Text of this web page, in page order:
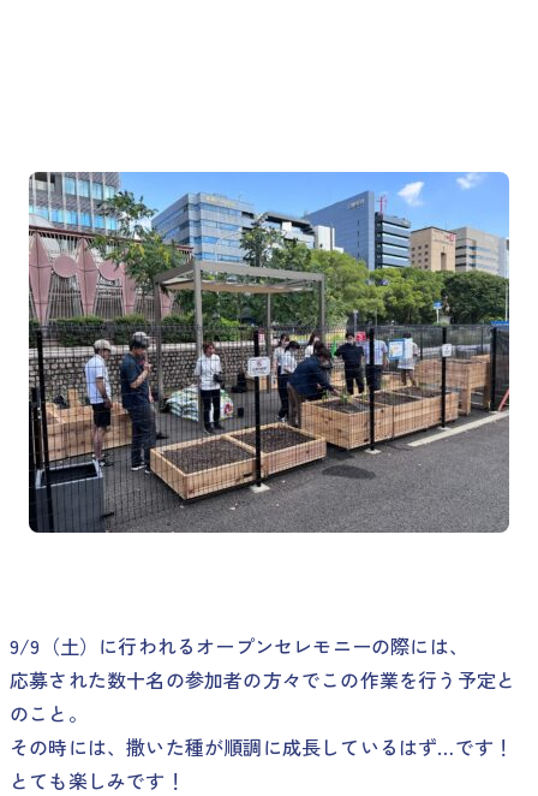
9/9（土）に行われるオープンセレモニーの際には、
応募された数十名の参加者の方々でこの作業を行う予定と
のこと。
その時には、撒いた種が順調に成長しているはず…です！
とても楽しみです！